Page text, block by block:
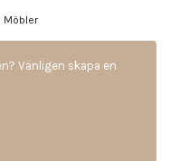
Möbler
Vänligen skapa en